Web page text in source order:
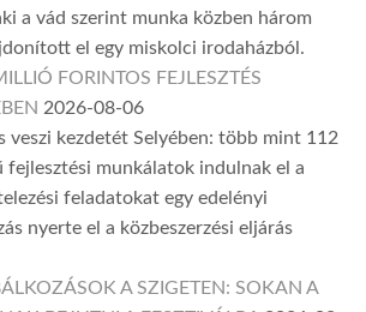
a vád szerint munka közben három
el egy miskolci irodaházból.
FORINTOS FEJLESZTÉS
2026-08-06
veszi kezdetét Selyében: több mint 112
munkálatok indulnak el a
feladatokat egy edelényi
nyerte el a közbeszerzési eljárás
A SZIGETEN: SOKAN A